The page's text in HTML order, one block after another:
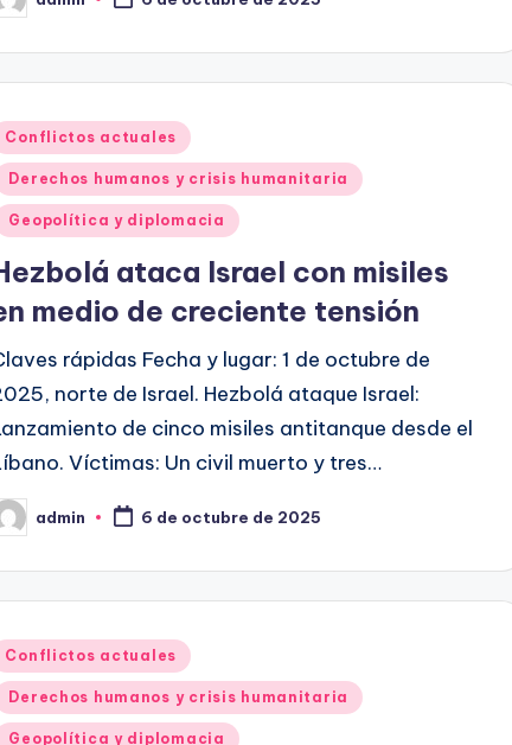
Conflictos actuales
Derechos humanos y crisis humanitaria
Geopolítica y diplomacia
ataca Israel con misiles
medio de creciente tensión
rápidas Fecha y lugar: 1 de octubre de
norte de Israel. Hezbolá ataque Israel:
de cinco misiles antitanque desde el
Víctimas: Un civil muerto y tres…
admin 6 de octubre de 2025
Conflictos actuales
Derechos humanos y crisis humanitaria
Geopolítica y diplomacia